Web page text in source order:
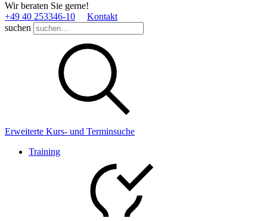
Wir beraten Sie gerne!
+49 40 253346­-10
Kontakt
suchen
Erweiterte Kurs- und Terminsuche
Training